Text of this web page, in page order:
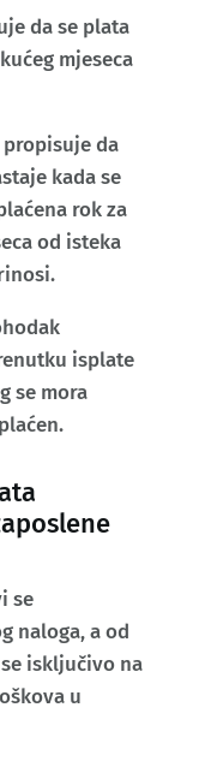
da se plata
mjeseca
propisuje da
kada se
rok za
od isteka
isplate
se mora
se
naloga, a od
isključivo na
u